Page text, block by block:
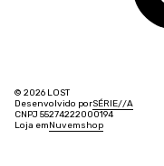
© 2026 LOST
Desenvolvido porSÉRIE//A
CNPJ 55274222000194
Loja em Nuvemshop